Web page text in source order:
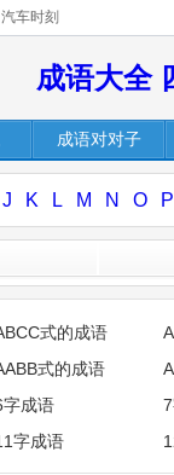
汽车时刻
成语大全
成语对对子
J K L M N O P
式的成语
式的成语
字成语
字成语